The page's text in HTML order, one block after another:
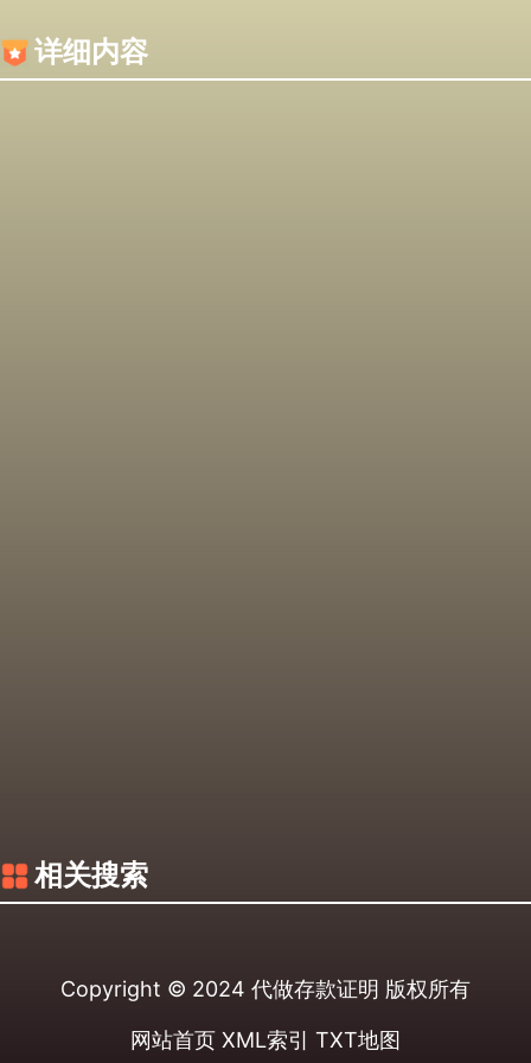
详细内容
相关搜索
Copyright © 2024 代做存款证明 版权所有
网站首页 XML索引 TXT地图